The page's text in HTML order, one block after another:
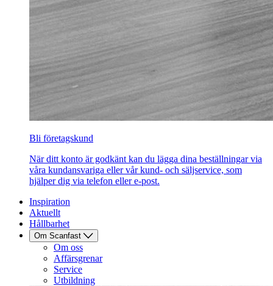
Bli företagskund
När ditt konto är godkänt kan du lägga dina beställningar via
våra kundansvariga eller vår kund- och säljservice, som
hjälper dig via telefon eller e-post.
Inspiration
Aktuellt
Hållbarhet
Om Scanfast
Om oss
Affärsgrenar
Service
Utbildning